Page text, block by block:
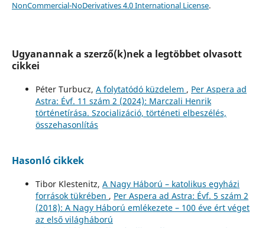
NonCommercial-NoDerivatives 4.0 International License.
Ugyanannak a szerző(k)nek a legtöbbet olvasott
cikkei
Péter Turbucz, A folytatódó küzdelem , Per Aspera ad
Astra: Évf. 11 szám 2 (2024): Marczali Henrik
történetírása. Szocializáció, történeti elbeszélés,
összehasonlítás
Hasonló cikkek
Tibor Klestenitz, A Nagy Háború – katolikus egyházi
források tükrében , Per Aspera ad Astra: Évf. 5 szám 2
(2018): A Nagy Háború emlékezete – 100 éve ért véget
az első világháború